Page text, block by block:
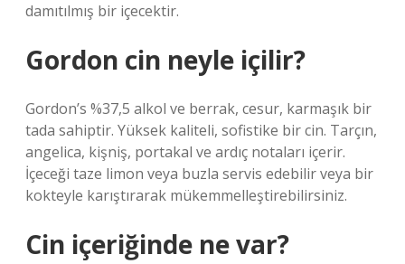
damıtılmış bir içecektir.
Gordon cin neyle içilir?
Gordon’s %37,5 alkol ve berrak, cesur, karmaşık bir
tada sahiptir. Yüksek kaliteli, sofistike bir cin. Tarçın,
angelica, kişniş, portakal ve ardıç notaları içerir.
İçeceği taze limon veya buzla servis edebilir veya bir
kokteyle karıştırarak mükemmelleştirebilirsiniz.
Cin içeriğinde ne var?